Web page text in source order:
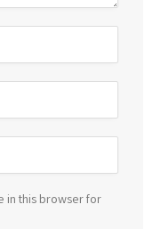
in this browser for